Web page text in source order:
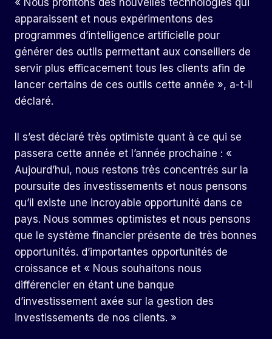
« Nous profitons des nouvelles technologies qui
apparaissent et nous expérimentons des
programmes d’intelligence artificielle pour
générer des outils permettant aux conseillers de
servir plus efficacement tous les clients afin de
lancer certains de ces outils cette année », a-t-il
déclaré.
Il s’est déclaré très optimiste quant à ce qui se
passera cette année et l’année prochaine : «
Aujourd’hui, nous restons très concentrés sur la
poursuite des investissements et nous pensons
qu’il existe une incroyable opportunité dans ce
pays. Nous sommes optimistes et nous pensons
que le système financier présente de très bonnes
opportunités. d’importantes opportunités de
croissance et « Nous souhaitons nous
différencier en étant une banque
d’investissement axée sur la gestion des
investissements de nos clients. »